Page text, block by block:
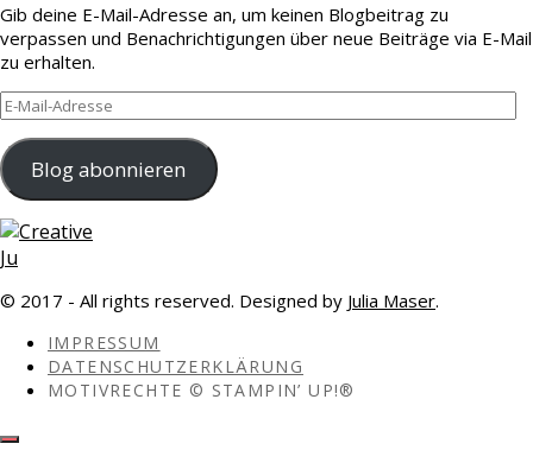
Gib deine E-Mail-Adresse an, um keinen Blogbeitrag zu
verpassen und Benachrichtigungen über neue Beiträge via E-Mail
zu erhalten.
E-
Mail-
Adresse
Blog abonnieren
© 2017 - All rights reserved. Designed by Julia Maser.
IMPRESSUM
DATENSCHUTZERKLÄRUNG
MOTIVRECHTE © STAMPIN’ UP!®